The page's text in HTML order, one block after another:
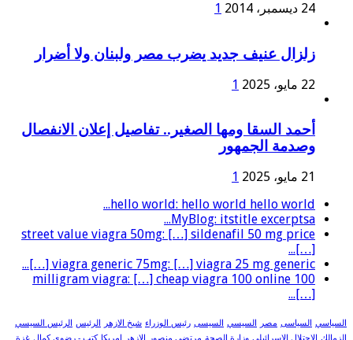
24 ديسمبر، 2014 1
زلزال عنيف جديد يضرب مصر ولبنان ولا أضرار
22 مايو، 2025 1
أحمد السقا ومها الصغير.. تفاصيل إعلان الانفصال
وصدمة الجمهور
21 مايو، 2025
1
hello world: hello world hello world...
MyBlog: itstitle excerptsa...
street value viagra 50mg: […] sildenafil 50 mg price
[…]...
viagra generic 75mg: […] viagra 25 mg generic […]...
100 milligram viagra: […] cheap viagra 100 online
[…]...
السياسي السياسى مصر السيسي السيسى رئيس الوزراء شيخ الازهر الرئيس الرئيس السيسي